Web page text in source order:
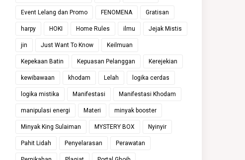
Event Lelang dan Promo FENOMENA Gratisan
harpy HOKI Home Rules ilmu Jejak Mistis
jin Just Want To Know Keilmuan
Kepekaan Batin Kepuasan Pelanggan Kerejekian
kewibawaan khodam Lelah logika cerdas
logika mistika Manifestasi Manifestasi Khodam
manipulasi energi Materi minyak booster
Minyak King Sulaiman MYSTERY BOX Nyinyir
Pahit Lidah Penyelarasan Perawatan